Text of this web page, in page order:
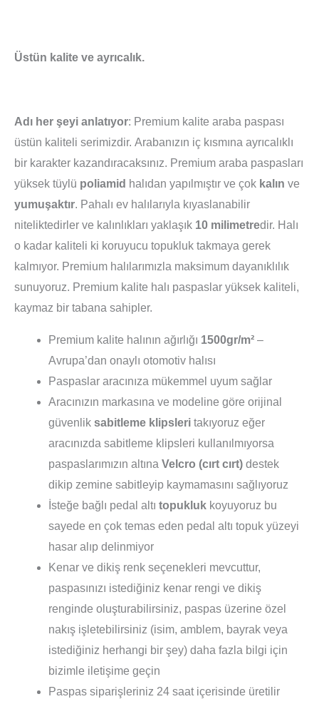
Üstün kalite ve ayrıcalık.
Adı her şeyi anlatıyor: Premium kalite araba paspası
üstün kaliteli serimizdir. Arabanızın iç kısmına ayrıcalıklı
bir karakter kazandıracaksınız. Premium araba paspasları
yüksek tüylü poliamid halıdan yapılmıştır ve çok kalın ve
yumuşaktır. Pahalı ev halılarıyla kıyaslanabilir
niteliktedirler ve kalınlıkları yaklaşık 10 milimetredir. Halı
o kadar kaliteli ki koruyucu topukluk takmaya gerek
kalmıyor. Premium halılarımızla maksimum dayanıklılık
sunuyoruz. Premium kalite halı paspaslar yüksek kaliteli,
kaymaz bir tabana sahipler.
Premium kalite halının ağırlığı 1500gr/m² –
Avrupa’dan onaylı otomotiv halısı
Paspaslar aracınıza mükemmel uyum sağlar
Aracınızın markasına ve modeline göre orijinal
güvenlik sabitleme klipsleri takıyoruz eğer
aracınızda sabitleme klipsleri kullanılmıyorsa
paspaslarımızın altına Velcro (cırt cırt) destek
dikip zemine sabitleyip kaymamasını sağlıyoruz
İsteğe bağlı pedal altı topukluk koyuyoruz bu
sayede en çok temas eden pedal altı topuk yüzeyi
hasar alıp delinmiyor
Kenar ve dikiş renk seçenekleri mevcuttur,
paspasınızı istediğiniz kenar rengi ve dikiş
renginde oluşturabilirsiniz, paspas üzerine özel
nakış işletebilirsiniz (isim, amblem, bayrak veya
istediğiniz herhangi bir şey) daha fazla bilgi için
bizimle iletişime geçin
Paspas siparişleriniz 24 saat içerisinde üretilir